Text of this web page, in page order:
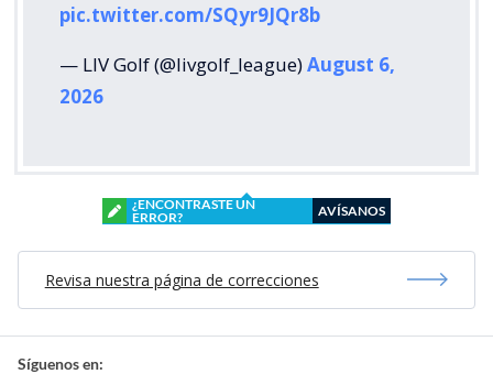
pic.twitter.com/SQyr9JQr8b
— LIV Golf (@livgolf_league)August 6,
2026
¿ENCONTRASTE UN
ERROR?
AVÍSANOS
Revisa nuestra página de correcciones
Síguenos en: